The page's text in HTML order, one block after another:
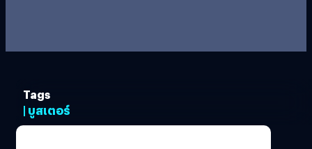
Tags
| บูสเตอร์